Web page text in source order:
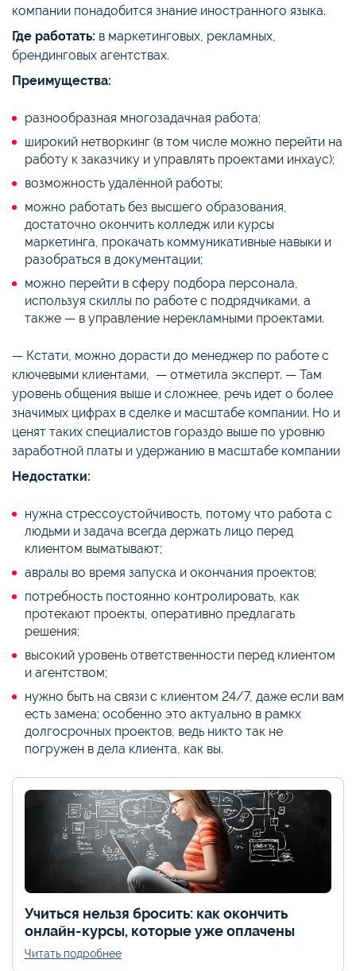
компании понадобится знание иностранного языка.
Где работать: в маркетинговых, рекламных,
брендинговых агентствах.
Преимущества:
разнообразная многозадачная работа;
широкий нетворкинг (в том числе можно перейти на
работу к заказчику и управлять проектами инхаус);
возможность удалённой работы;
можно работать без высшего образования,
достаточно окончить колледж или курсы
маркетинга, прокачать коммуникативные навыки и
разобраться в документации;
можно перейти в сферу подбора персонала,
используя скиллы по работе с подрядчиками, а
также — в управление нерекламными проектами.
— Кстати, можно дорасти до менеджер по работе с
ключевыми клиентами, — отметила эксперт. — Там
уровень общения выше и сложнее, речь идет о более
значимых цифрах в сделке и масштабе компании. Но и
ценят таких специалистов гораздо выше по уровню
заработной платы и удержанию в масштабе компании
Недостатки:
нужна стрессоустойчивость, потому что работа с
людьми и задача всегда держать лицо перед
клиентом выматывают;
авралы во время запуска и окончания проектов;
потребность постоянно контролировать, как
протекают проекты, оперативно предлагать
решения;
высокий уровень ответственности перед клиентом
и агентством;
нужно быть на связи с клиентом 24/7, даже если вам
есть замена; особенно это актуально в рамкх
долгосрочных проектов, ведь никто так не
погружен в дела клиента, как вы.
Учиться нельзя бросить: как окончить
онлайн-курсы, которые уже оплачены
Читать подробнее